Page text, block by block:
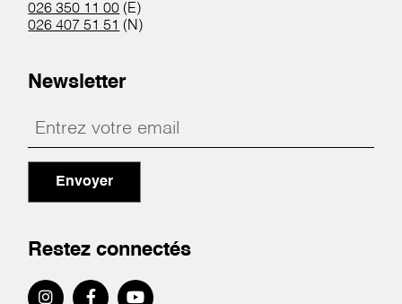
026 350 11 00 (E)
026 407 51 51 (N)
Newsletter
Envoyer
Restez connectés